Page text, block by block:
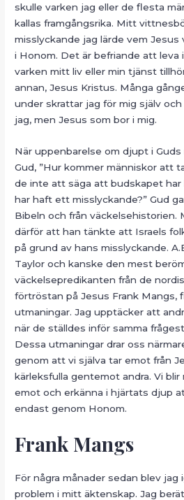
skulle varken jag eller de flesta
kallas framgångsrika. Mitt
misslyckande jag lärde vem Jesus
i Honom. Det är befriande att leva
varken mitt liv eller min tjänst
annan, Jesus Kristus. Många
under skrattar jag för mig själv
jag, men Jesus som bor i mig.
När uppenbarelse om djupt i Guds
Gud, ”Hur kommer människor att
de inte att säga att budskapet
har haft ett misslyckande?” Gud
Bibeln och från väckelsehistorien.
därför att han tänkte att Israels
på grund av hans misslyckande.
Taylor och kanske den mest
väckelsepredikanten från de
förtröstan på Jesus Frank Mangs,
utmaningar. Jag upptäcker att
när de ställdes inför samma
Dessa utmaningar drar oss
genom att vi själva tar emot från
kärleksfulla gentemot andra. Vi blir
emot och erkänna i hjärtats djup
endast genom Honom.
Frank Mangs
För några månader sedan blev jag
problem i mitt äktenskap. Jag